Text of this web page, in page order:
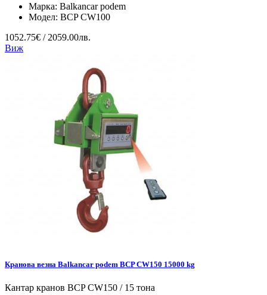
Марка: Balkancar podem
Модел: BCP CW100
1052.75€ / 2059.00лв.
Виж
Кранова везна Balkancar podem BCP CW150 15000 kg
Кантар кранов BCP CW150 / 15 тона